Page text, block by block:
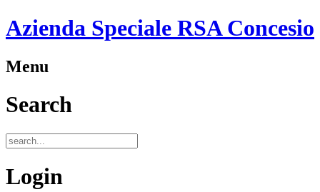
Azienda Speciale RSA Concesio
Menu
Search
Login